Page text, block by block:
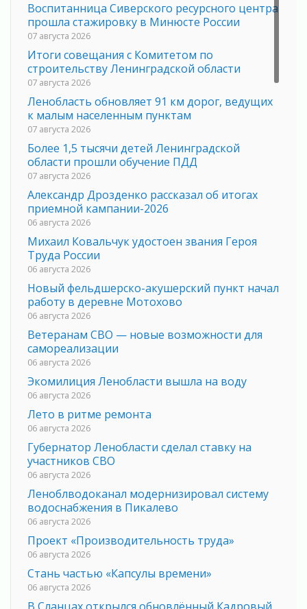
Воспитанница Сиверского ресурсного центра
прошла стажировку в Минюсте России
07 августа 2026
Итоги совещания с Комитетом по
строительству Ленинградской области
07 августа 2026
Ленобласть обновляет 91 км дорог, ведущих
к малым населенным пунктам
07 августа 2026
Более 1,5 тысячи детей Ленинградской
области прошли обучение ПДД
07 августа 2026
Александр Дрозденко рассказал об итогах
приемной кампании-2026
06 августа 2026
Михаил Ковальчук удостоен звания Героя
Труда России
06 августа 2026
Новый фельдшерско-акушерский пункт начал
работу в деревне Мотохово
06 августа 2026
Ветеранам СВО — новые возможности для
самореализации
06 августа 2026
Экомилиция Ленобласти вышла на воду
06 августа 2026
Лето в ритме ремонта
06 августа 2026
Губернатор Ленобласти сделал ставку на
участников СВО
06 августа 2026
Леноблводоканал модернизировал систему
водоснабжения в Пикалево
06 августа 2026
Проект «Производительность труда»
06 августа 2026
Стань частью «Капсулы времени»
06 августа 2026